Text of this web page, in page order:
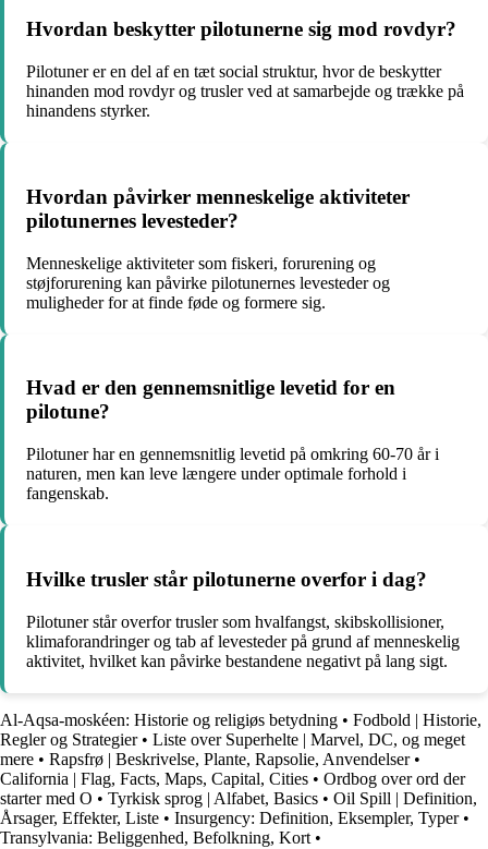
Hvordan beskytter pilotunerne sig mod rovdyr?
Pilotuner er en del af en tæt social struktur, hvor de beskytter
hinanden mod rovdyr og trusler ved at samarbejde og trække på
hinandens styrker.
Hvordan påvirker menneskelige aktiviteter
pilotunernes levesteder?
Menneskelige aktiviteter som fiskeri, forurening og
støjforurening kan påvirke pilotunernes levesteder og
muligheder for at finde føde og formere sig.
Hvad er den gennemsnitlige levetid for en
pilotune?
Pilotuner har en gennemsnitlig levetid på omkring 60-70 år i
naturen, men kan leve længere under optimale forhold i
fangenskab.
Hvilke trusler står pilotunerne overfor i dag?
Pilotuner står overfor trusler som hvalfangst, skibskollisioner,
klimaforandringer og tab af levesteder på grund af menneskelig
aktivitet, hvilket kan påvirke bestandene negativt på lang sigt.
Al-Aqsa-moskéen: Historie og religiøs betydning • Fodbold | Historie,
Regler og Strategier• Liste over Superhelte | Marvel, DC, og meget
mere • Rapsfrø | Beskrivelse, Plante, Rapsolie, Anvendelser•
California | Flag, Facts, Maps, Capital, Cities • Ordbog over ord der
starter med O • Tyrkisk sprog | Alfabet, Basics • Oil Spill | Definition,
Årsager, Effekter, Liste • Insurgency: Definition, Eksempler, Typer•
Transylvania: Beliggenhed, Befolkning, Kort •